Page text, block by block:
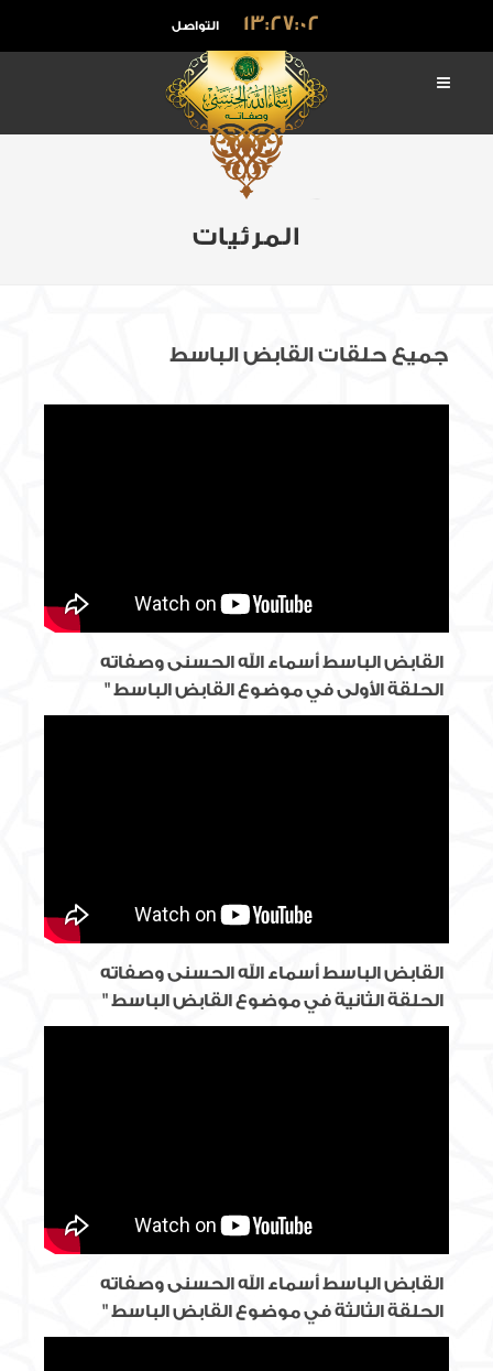
13:27:03 التواصل
المرئيات
جميع حلقات القابض الباسط
القابض الباسط أسماء الله الحسنى وصفاته
الحلقة الأولى في موضوع القابض الباسط "
القابض الباسط أسماء الله الحسنى وصفاته
الحلقة الثانية في موضوع القابض الباسط "
القابض الباسط أسماء الله الحسنى وصفاته
الحلقة الثالثة في موضوع القابض الباسط "